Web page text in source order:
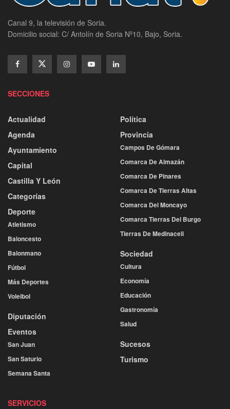
Canal 9, la televisión de Soria.
Domicilio social: C/ Antolín de Soria Nº10, Bajo, Soria.
SECCIONES
Actualidad
Agenda
Ayuntamiento
Capital
Castilla Y León
Categorías
Deporte
Atletismo
Baloncesto
Balonmano
Fútbol
Más Deportes
Voleibol
Diputación
Eventos
San Juan
San Saturio
Semana Santa
Política
Provincia
Campos De Gómara
Comarca De Almazán
Comarca De Pinares
Comarca De Tierras Altas
Comarca Del Moncayo
Comarca Tierras Del Burgo
Tierras De Medinaceli
Sociedad
Cultura
Economía
Educación
Gastronomía
Salud
Sucesos
Turismo
SERVICIOS